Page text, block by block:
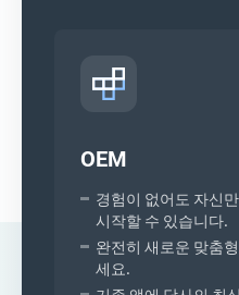
OEM
경험이 없어도 자신
시작할 수 있습니다.
완전히 새로운 맞춤
세요.